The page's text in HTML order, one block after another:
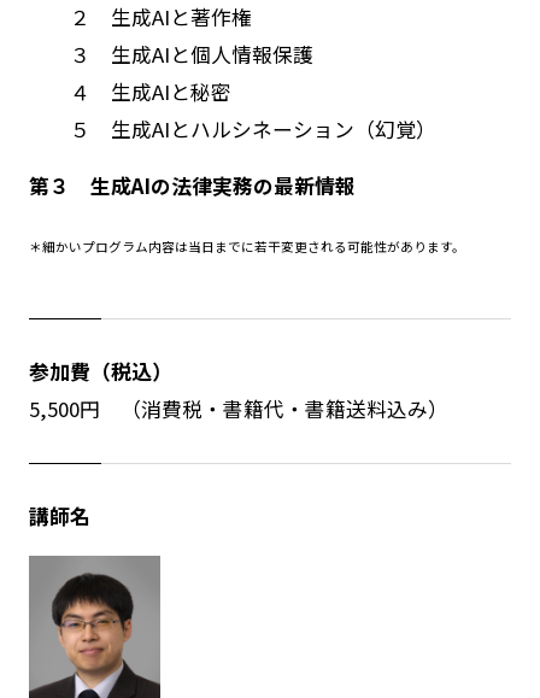
２ 生成AIと著作権
３ 生成AIと個人情報保護
４ 生成AIと秘密
５ 生成AIとハルシネーション（幻覚）
第３ 生成AIの法律実務の最新情報
＊細かいプログラム内容は当日までに若干変更される可能性があります。
参加費（税込）
5,500円 （消費税・書籍代・書籍送料込み）
講師名